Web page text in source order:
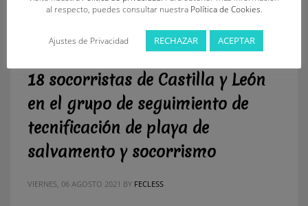
18 socorristas de Castilla y León
en el grupo de seguimiento de
tecnificación de playa de
salvamento y socorrismo
VIERNES, 06 AGOSTO 2021 BY FECLESS
al respecto, puedes consultar nuestra Política de Cookies.
Ajustes de Privacidad RECHAZAR ACEPTAR